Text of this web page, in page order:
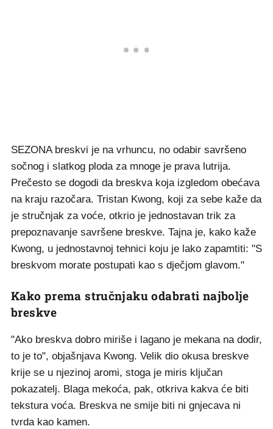
SEZONA breskvi je na vrhuncu, no odabir savršeno
sočnog i slatkog ploda za mnoge je prava lutrija.
Prečesto se dogodi da breskva koja izgledom obećava
na kraju razočara. Tristan Kwong, koji za sebe kaže da
je stručnjak za voće, otkrio je jednostavan trik za
prepoznavanje savršene breskve. Tajna je, kako kaže
Kwong, u jednostavnoj tehnici koju je lako zapamtiti: "S
breskvom morate postupati kao s dječjom glavom."
Kako prema stručnjaku odabrati najbolje
breskve
"Ako breskva dobro miriše i lagano je mekana na dodir,
to je to", objašnjava Kwong. Velik dio okusa breskve
krije se u njezinoj aromi, stoga je miris ključan
pokazatelj. Blaga mekoća, pak, otkriva kakva će biti
tekstura voća. Breskva ne smije biti ni gnjecava ni
tvrda kao kamen.